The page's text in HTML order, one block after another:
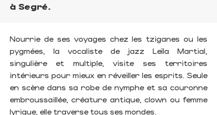
à Segré.
Nourrie de ses voyages chez les tziganes ou les
pygmées, la vocaliste de jazz Leïla Martial,
singulière et multiple, visite ses territoires
intérieurs pour mieux en réveiller les esprits. Seule
en scène dans sa robe de nymphe et sa couronne
embroussaillée, créature antique, clown ou femme
lyrique, elle traverse tous ses mondes.